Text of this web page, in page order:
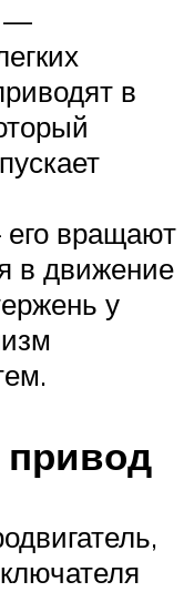
—
в
вращают
в движение
у
привод